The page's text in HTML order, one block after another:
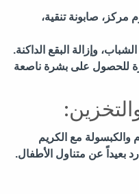
صابونة تنقية،
وإزالة البقع الداكنة.
للحصول على بشرة ناصعة
والكبسولة مع الكريم
بعيداً عن متناول الأطفال.